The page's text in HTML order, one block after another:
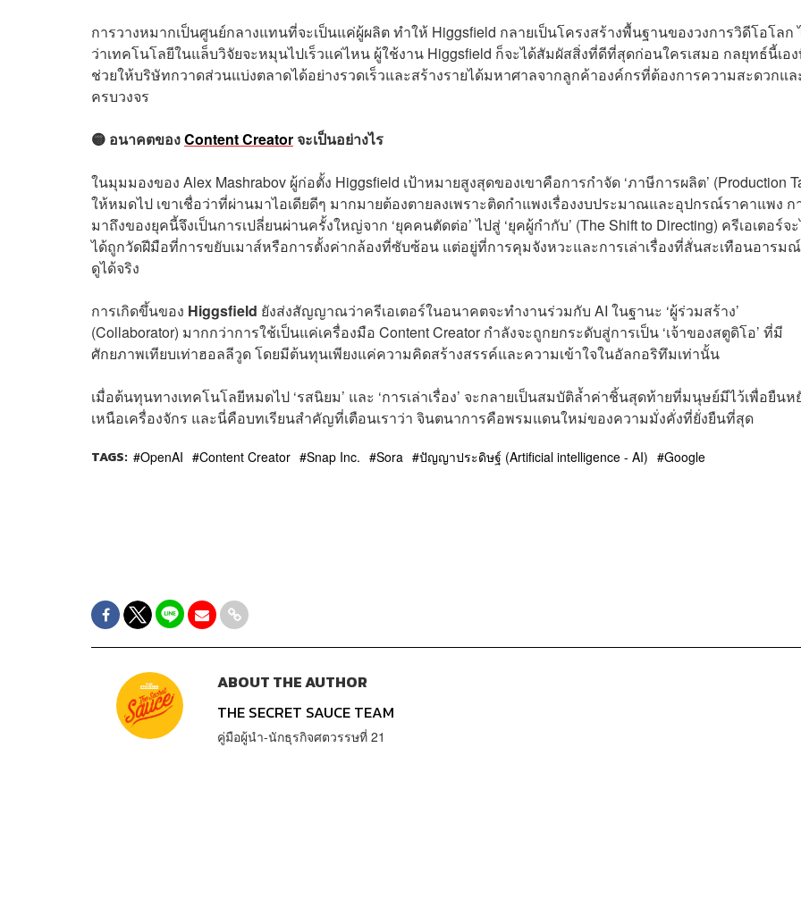
การวางหมากเป็นศูนย์กลางแทนที่จะเป็นแค่ผู้ผลิต ทำให้ Higgsfield กลายเป็นโครงสร้างพื้นฐานของวงการวิดีโอโลก
ว่าเทคโนโลยีในแล็บวิจัยจะหมุนไปเร็วแค่ไหน ผู้ใช้งาน Higgsfield ก็จะได้สัมผัสสิ่งที่ดีที่สุดก่อนใครเสมอ กลยุทธ์นี้เอ
ช่วยให้บริษัทกวาดส่วนแบ่งตลาดได้อย่างรวดเร็วและสร้างรายได้มหาศาลจากลูกค้าองค์กรที่ต้องการความสะดวกแล
ครบวงจร
🟡 อนาคตของContent Creatorจะเป็นอย่างไร
ในมุมมองของ Alex Mashrabov ผู้ก่อตั้ง Higgsfield เป้าหมายสูงสุดของเขาคือการกำจัด ‘ภาษีการผลิต’ (Production
ให้หมดไป เขาเชื่อว่าที่ผ่านมาไอเดียดีๆ มากมายต้องตายลงเพราะติดกำแพงเรื่องงบประมาณและอุปกรณ์ราคาแพง ก
มาถึงของยุคนี้จึงเป็นการเปลี่ยนผ่านครั้งใหญ่จาก ‘ยุคคนตัดต่อ’ ไปสู่ ‘ยุคผู้กำกับ’ (The Shift to Directing) ครีเอเตอร์จ
ได้ถูกวัดฝีมือที่การขยับเมาส์หรือการตั้งค่ากล้องที่ซับซ้อน แต่อยู่ที่การคุมจังหวะและการเล่าเรื่องที่สั่นสะเทือนอารม
ดูได้จริง
การเกิดขึ้นของ Higgsfield ยังส่งสัญญาณว่าครีเอเตอร์ในอนาคตจะทำงานร่วมกับ AI ในฐานะ ‘ผู้ร่วมสร้าง’
(Collaborator) มากกว่าการใช้เป็นแค่เครื่องมือ Content Creator กำลังจะถูกยกระดับสู่การเป็น ‘เจ้าของสตูดิโอ’ ที่มี
ศักยภาพเทียบเท่าฮอลลีวูด โดยมีต้นทุนเพียงแค่ความคิดสร้างสรรค์และความเข้าใจในอัลกอริทึมเท่านั้น
เมื่อต้นทุนทางเทคโนโลยีหมดไป ‘รสนิยม’ และ ‘การเล่าเรื่อง’ จะกลายเป็นสมบัติล้ำค่าชิ้นสุดท้ายที่มนุษย์มีไว้เพื่อยืนห
เหนือเครื่องจักร และนี่คือบทเรียนสำคัญที่เตือนเราว่า จินตนาการคือพรมแดนใหม่ของความมั่งคั่งที่ยั่งยืนที่สุด
TAGS: OpenAI Content Creator Snap Inc. Sora ปัญญาประดิษฐ์ (Artificial intelligence - AI) Google
ABOUT THE AUTHOR
THE SECRET SAUCE TEAM
คู่มือผู้นำ-นักธุรกิจศตวรรษที่ 21